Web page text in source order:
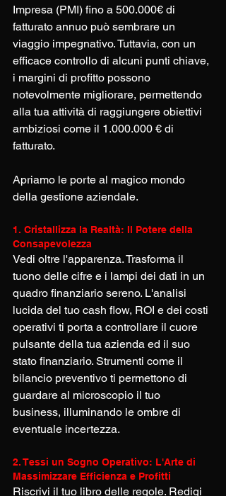
Impresa (PMI) fino a 500.000€ di
fatturato annuo può sembrare un
viaggio impegnativo. Tuttavia, con un
efficace controllo di alcuni punti chiave,
i margini di profitto possono
notevolmente migliorare, permettendo
alla tua attività di raggiungere obiettivi
ambiziosi come il 1.000.000 € di
fatturato.
Apriamo le porte al magico mondo
della gestione aziendale.
1. Cristallizza la Realtà: Il Potere della
Consapevolezza
Vedi oltre l'apparenza. Trasforma il
tuono delle cifre e i lampi dei dati in un
quadro finanziario sereno. L'analisi
lucida del tuo cash flow, ROI e dei costi
operativi ti porta a controllare il cuore
pulsante della tua azienda ed il suo
stato finanziario. Strumenti come il
bilancio preventivo ti permettono di
guardare al microscopio il tuo
business, illuminando le ombre di
eventuale incertezza.
2. Tessi un Sogno Operativo: L'Arte di
Massimizzare Efficienza e Profitti
Riscrivi il tuo libro delle regole. Redigi